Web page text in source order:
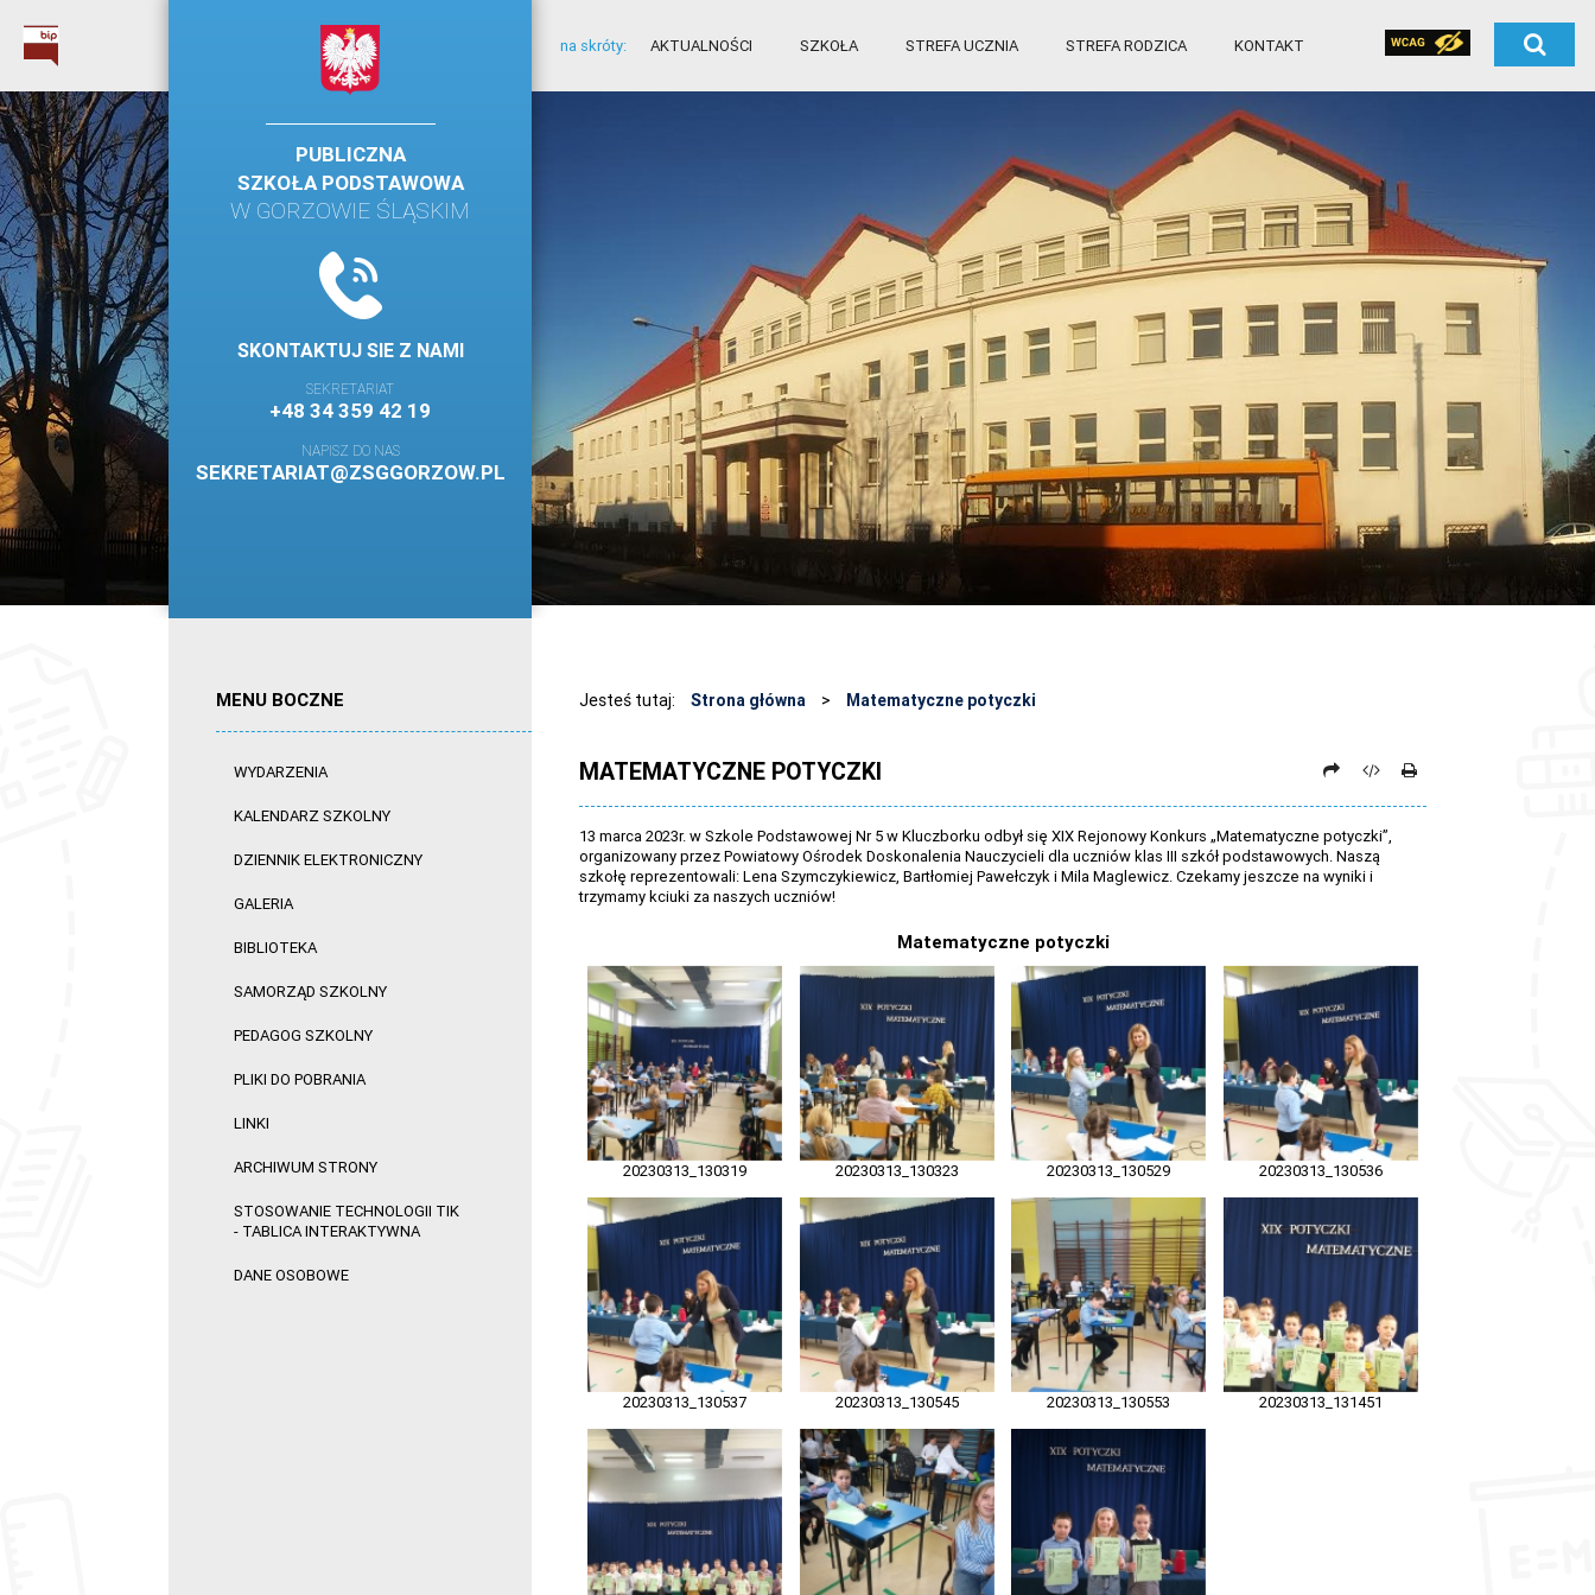
na skróty: AKTUALNOŚCI SZKOŁA STREFA UCZNIA STREFA RODZICA KONTAKT
PUBLICZNA
SZKOŁA PODSTAWOWA
W GORZOWIE ŚLĄSKIM
SKONTAKTUJ SIE Z NAMI
SEKRETARIAT
+48 34 359 42 19
NAPISZ DO NAS
SEKRETARIAT@ZSGGORZOW.PL
MENU BOCZNE
WYDARZENIA
KALENDARZ SZKOLNY
DZIENNIK ELEKTRONICZNY
GALERIA
BIBLIOTEKA
SAMORZĄD SZKOLNY
PEDAGOG SZKOLNY
PLIKI DO POBRANIA
LINKI
ARCHIWUM STRONY
STOSOWANIE TECHNOLOGII TIK
- TABLICA INTERAKTYWNA
DANE OSOBOWE
Jesteś tutaj: Strona główna > Matematyczne potyczki
MATEMATYCZNE POTYCZKI
13 marca 2023r. w Szkole Podstawowej Nr 5 w Kluczborku odbył się XIX Rejonowy Konkurs „Matematyczne potyczki”,
organizowany przez Powiatowy Ośrodek Doskonalenia Nauczycieli dla uczniów klas III szkół podstawowych. Naszą
szkołę reprezentowali: Lena Szymczykiewicz, Bartłomiej Pawełczyk i Mila Maglewicz. Czekamy jeszcze na wyniki i
trzymamy kciuki za naszych uczniów!
Matematyczne potyczki
20230313_130319 20230313_130323 20230313_130529 20230313_130536
20230313_130537 20230313_130545 20230313_130553 20230313_131451